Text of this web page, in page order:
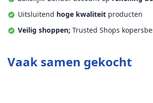
Uitsluitend hoge kwaliteit producten
Veilig shoppen; Trusted Shops
Vaak samen gekocht